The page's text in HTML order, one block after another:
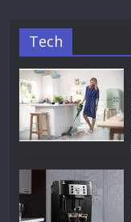
Tech